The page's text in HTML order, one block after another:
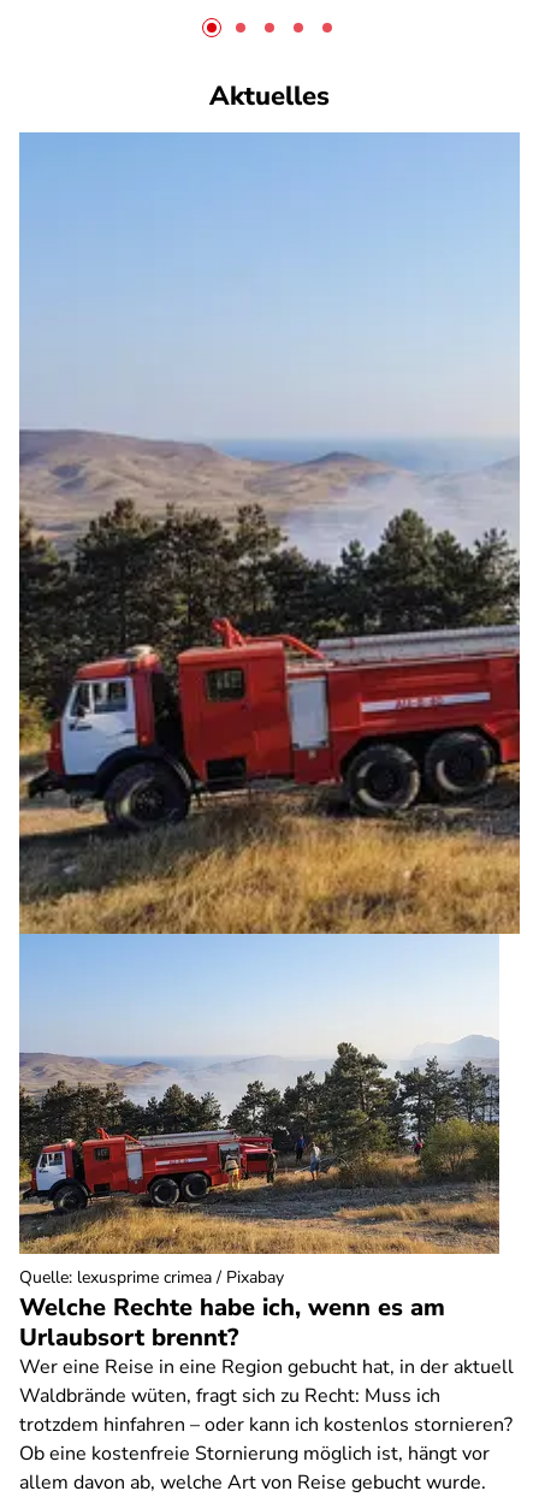
Aktuelles
Welche Rechte habe ich, wenn es am
Urlaubsort brennt?
Wer eine Reise in eine Region gebucht hat, in der aktuell
Waldbrände wüten, fragt sich zu Recht: Muss ich
trotzdem hinfahren – oder kann ich kostenlos stornieren?
Ob eine kostenfreie Stornierung möglich ist, hängt vor
allem davon ab, welche Art von Reise gebucht wurde.
Quelle: lexusprime crimea / Pixabay